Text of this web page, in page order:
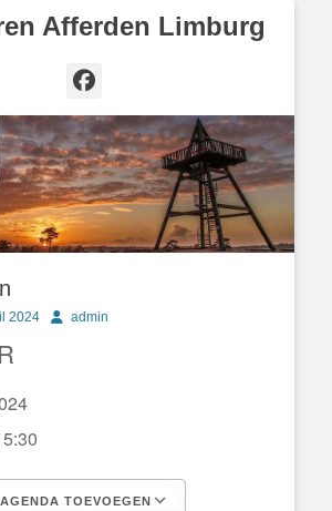
Afferden Limburg
Facebook
2024 Authoradmin
TOEVOEGEN